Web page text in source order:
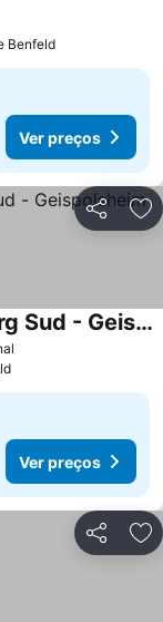
Benfeld
Ver preços
Partilhar
Campanile NATURE - Strasbourg Sud - Geispolsheim
Ver preços
Partilhar